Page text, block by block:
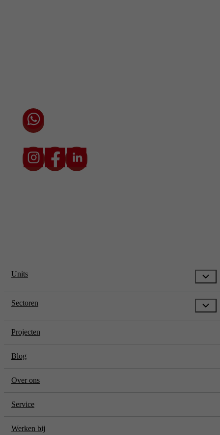
Units
Sectoren
Projecten
Blog
Over ons
Service
Werken bij